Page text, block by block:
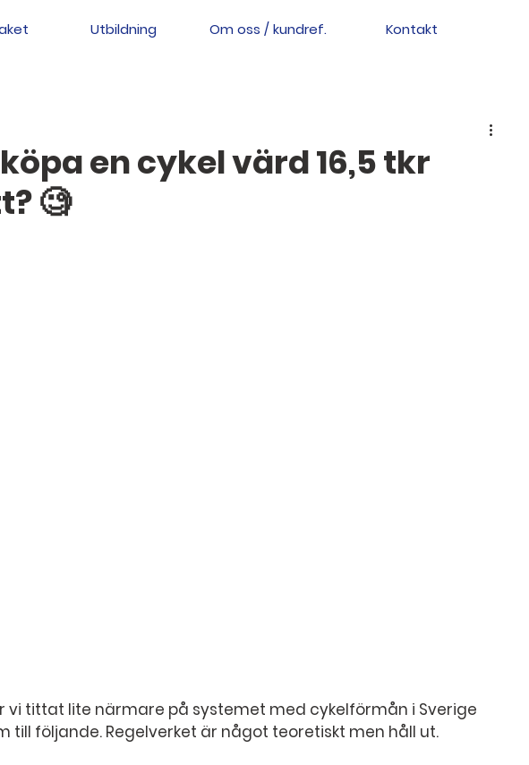
Utbildning Om oss / kundref. Kontakt
en cykel värd 16,5 tkr
🧐
vi tittat lite närmare på systemet med cykelförmån i Sverige
till följande. Regelverket är något teoretiskt men håll ut.